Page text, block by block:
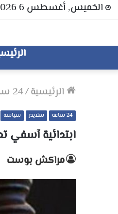
الخميس, أغسطس 6 2026
الرئيسية/24 ساعة
24 ساعة سلايدر سياسة
ابتدائية آسفي
مراكش بوست